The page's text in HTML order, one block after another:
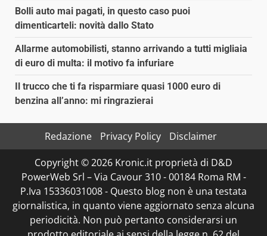
Bolli auto mai pagati, in questo caso puoi
dimenticarteli: novità dallo Stato
Allarme automobilisti, stanno arrivando a tutti migliaia
di euro di multa: il motivo fa infuriare
Il trucco che ti fa risparmiare quasi 1000 euro di
benzina all’anno: mi ringrazierai
Redazione Privacy Policy
Disclaimer
Copyright © 2026 Kronic.it proprietà di D&D
PowerWeb Srl – Via Cavour 310 - 00184 Roma RM -
P.Iva 15336031008 - Questo blog non è una testata
giornalistica, in quanto viene aggiornato senza alcuna
periodicità. Non può pertanto considerarsi un